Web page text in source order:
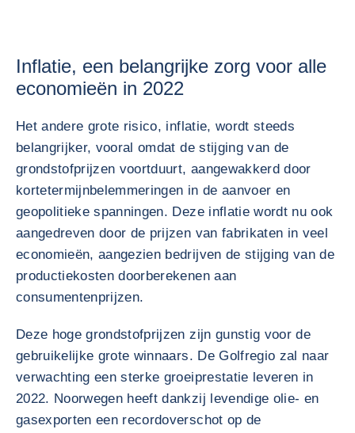
Inflatie, een belangrijke zorg voor alle
economieën in 2022
Het andere grote risico, inflatie, wordt steeds
belangrijker, vooral omdat de stijging van de
grondstofprijzen voortduurt, aangewakkerd door
kortetermijnbelemmeringen in de aanvoer en
geopolitieke spanningen. Deze inflatie wordt nu ook
aangedreven door de prijzen van fabrikaten in veel
economieën, aangezien bedrijven de stijging van de
productiekosten doorberekenen aan
consumentenprijzen.
Deze hoge grondstofprijzen zijn gunstig voor de
gebruikelijke grote winnaars. De Golfregio zal naar
verwachting een sterke groeiprestatie leveren in
2022. Noorwegen heeft dankzij levendige olie- en
gasexporten een recordoverschot op de